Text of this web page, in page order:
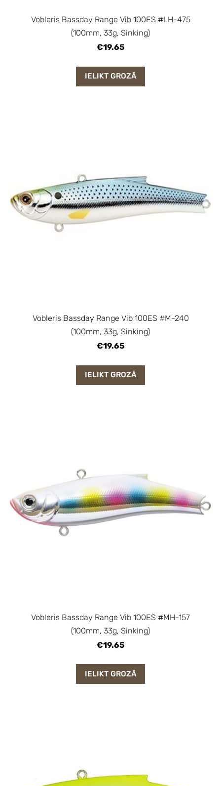
Vobleris Bassday Range Vib 100ES #LH-475
(100mm, 33g, Sinking)
€19.65
IELIKT GROZĀ
Vobleris Bassday Range Vib 100ES #M-240
(100mm, 33g, Sinking)
€19.65
IELIKT GROZĀ
Vobleris Bassday Range Vib 100ES #MH-157
(100mm, 33g, Sinking)
€19.65
IELIKT GROZĀ